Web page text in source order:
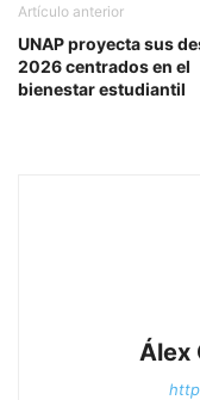
Artículo anterior
UNAP proyecta sus
2026 centrados en el
bienestar estudiantil
Álex